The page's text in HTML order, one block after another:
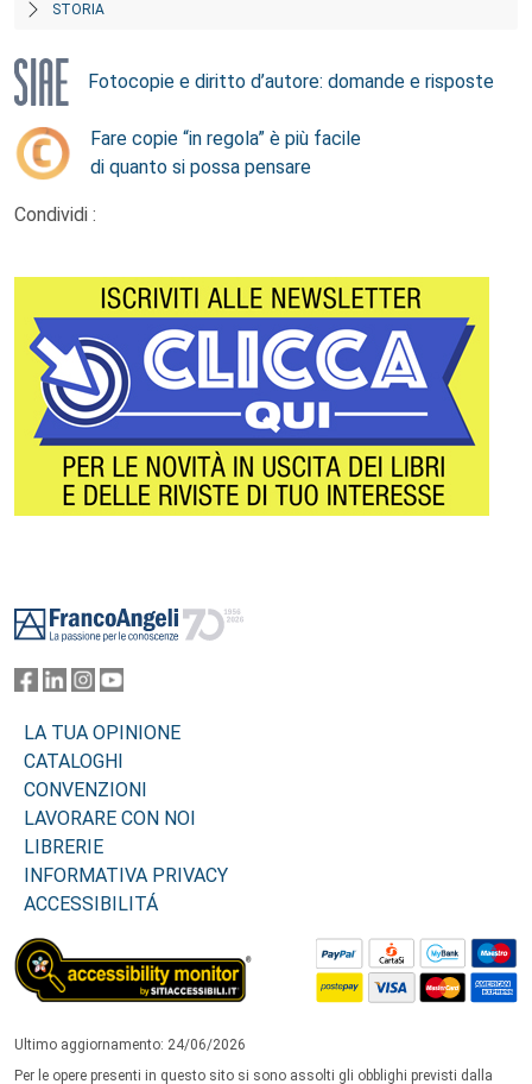
STORIA
Fotocopie e diritto d’autore: domande e risposte
Fare copie “in regola” è più facile
di quanto si possa pensare
Condividi :
LA TUA OPINIONE
CATALOGHI
CONVENZIONI
LAVORARE CON NOI
LIBRERIE
INFORMATIVA PRIVACY
ACCESSIBILITÁ
Ultimo aggiornamento: 24/06/2026
Per le opere presenti in questo sito si sono assolti gli obblighi previsti dalla